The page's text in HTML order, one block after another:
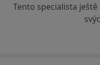
Tento specialista